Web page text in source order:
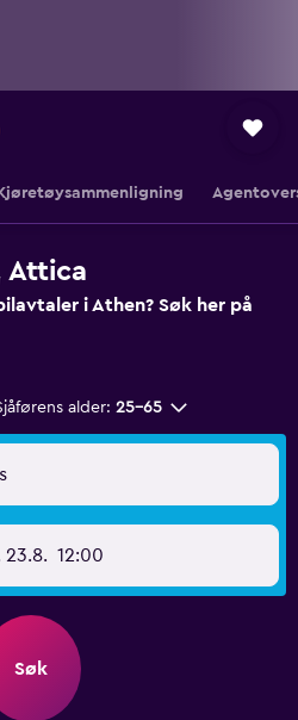
Kjøretøysammenligning
Attica
i Athen? Søk her på
alder: 25–65
23.8. 12:00
Søk